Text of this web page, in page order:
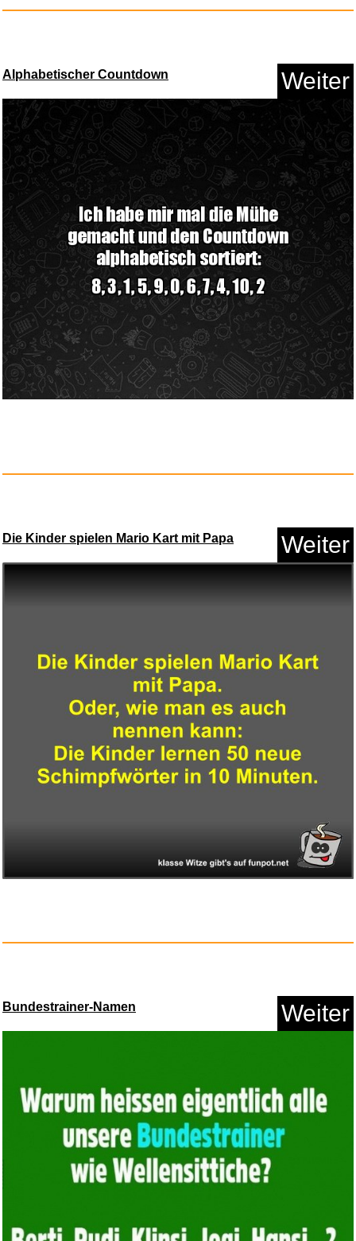
Anzeige
Genesi...
Anzeige
Anzeige
Faber-Castell - Kugelschreiber...
The Toyota Way: 14
Anzeige
Alphabetischer Countdown Weiter
Die Kinder spielen Mario Kart mit Papa Weiter
Bundestrainer-Namen Weiter